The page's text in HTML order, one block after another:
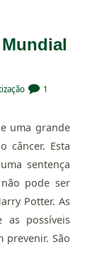
1
uma grande
câncer. Esta
sentença
pode ser
Potter. As
as possíveis
prevenir. São